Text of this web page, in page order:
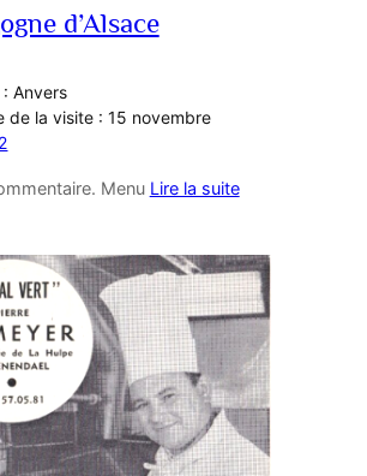
d’Alsace
: Anvers
de la visite : 15 novembre
Menu Lire la suite